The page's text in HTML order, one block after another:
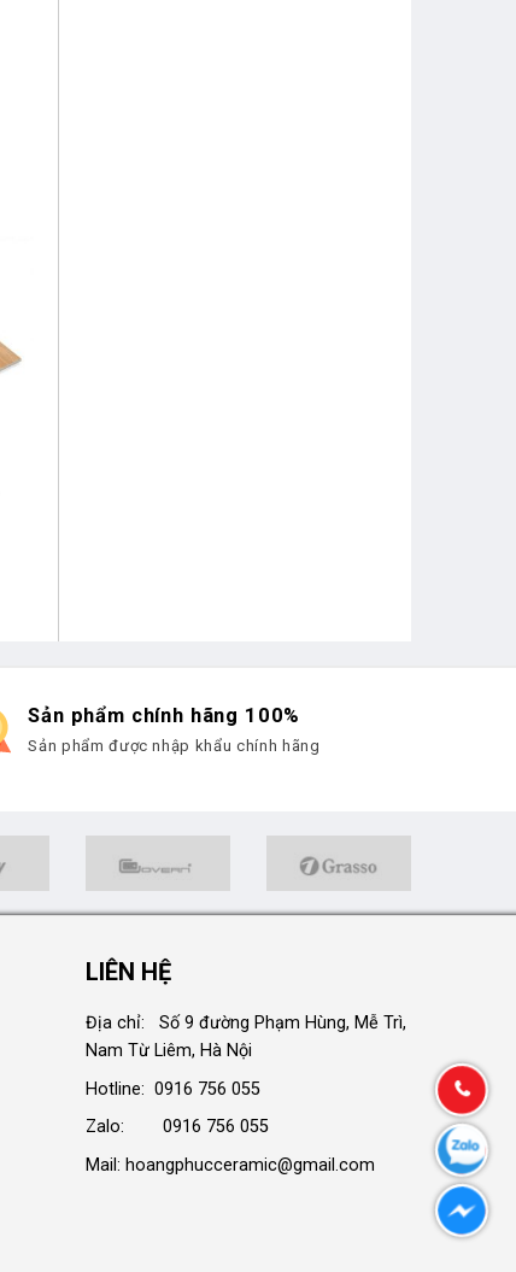
Sản phẩm chính hãng 100%
Sản phẩm được nhập khẩu chính hãng
LIÊN HỆ
Địa chỉ: Số 9 đường Phạm Hùng, Mễ Trì,
Nam Từ Liêm, Hà Nội
Hotline: 0916 756 055
Zalo: 0916 756 055
Mail: hoangphucceramic@gmail.com